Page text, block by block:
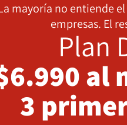
mayoría no entiende
empresas. El
Plan
al
3